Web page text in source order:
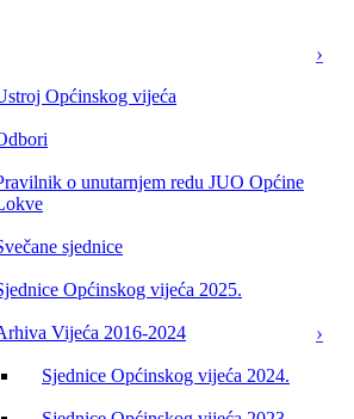
Općinskog vijeća
o unutarnjem redu JUO Općine
sjednice
Općinskog vijeća 2025.
Vijeća 2016-2024
Sjednice Općinskog vijeća 2024.